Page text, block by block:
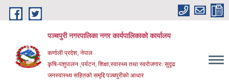
Skip to main content
पञ्चपुरी नगरपालिका नगर कार्यपालिकाको कार्यालय
कर्णाली प्रदेश, नेपाल
कृषि-पशुपालन ,पर्यटन, शिक्षा,स्वास्थ्य तथा स्वरोजगारः सुदृढ
जनस्वास्थ्य सहितको समृद्दि पञ्चपुरीको आधार